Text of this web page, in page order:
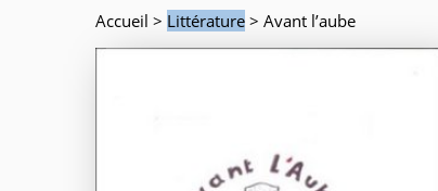
Accueil > Littérature > Avant l’aube